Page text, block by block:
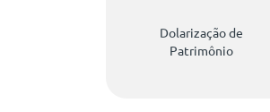
Dolarização de
Patrimônio